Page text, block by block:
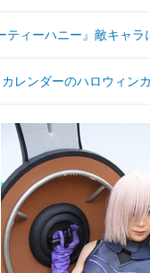
ィーハニー』敵キャラ
レンダーのハロウィン